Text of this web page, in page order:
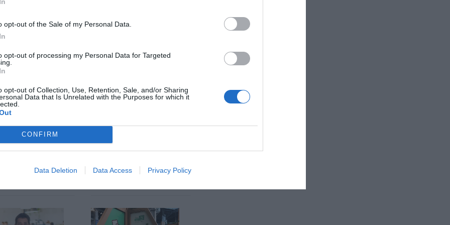
opt-out of the Sale of my Personal Data.
opt-out of processing my Personal Data for Targeted
opt-out of Collection, Use, Retention, Sale, and/or Sharing
Data that Is Unrelated with the Purposes for which it
CONFIRM
Data Deletion Data Access Privacy Policy
l'equip de les oficines centrals de Barcelona i
plataforma que connecta els propietaris
que busquen una habitació de lloguer.
preferida de Google de forma
d'actualitat
ACTIVAR ARA